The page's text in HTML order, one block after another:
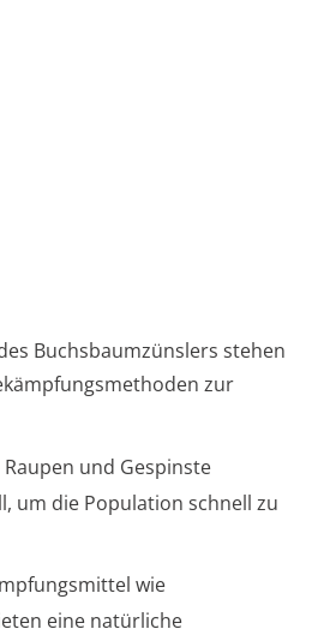
Buchsbaumzünslers stehen
zur
und Gespinste
um die Population schnell zu
wie
eine natürliche